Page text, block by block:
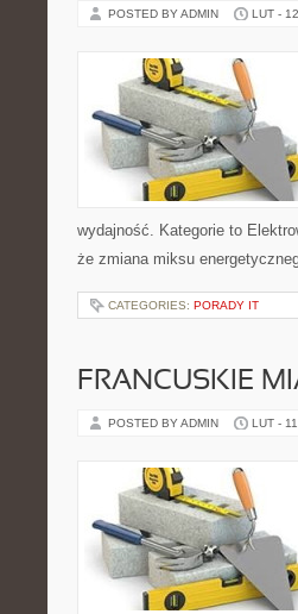
POSTED BY ADMIN LUT -
wydajność. Kategorie to
że zmiana miksu
CATEGORIES: PORADY IT
FRANCUSKIE
POSTED BY ADMIN LUT -